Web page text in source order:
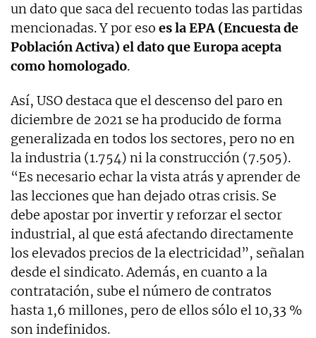
un dato que saca del recuento todas las partidas
mencionadas. Y por eso es la EPA (Encuesta de
Población Activa) el dato que Europa acepta
como homologado.
Así, USO destaca que el descenso del paro en
diciembre de 2021 se ha producido de forma
generalizada en todos los sectores, pero no en
la industria (1.754) ni la construcción (7.505).
“Es necesario echar la vista atrás y aprender de
las lecciones que han dejado otras crisis. Se
debe apostar por invertir y reforzar el sector
industrial, al que está afectando directamente
los elevados precios de la electricidad”, señalan
desde el sindicato. Además, en cuanto a la
contratación, sube el número de contratos
hasta 1,6 millones, pero de ellos sólo el 10,33 %
son indefinidos.